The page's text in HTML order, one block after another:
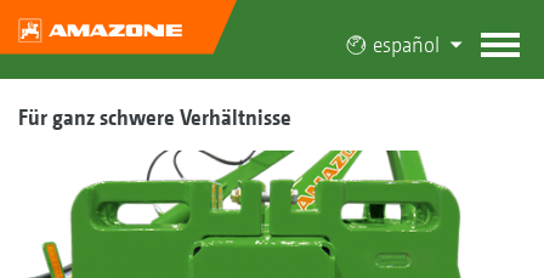
español
Für ganz schwere Verhältnisse